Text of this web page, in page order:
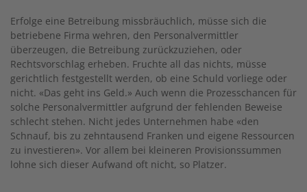
Erfolge eine Betreibung missbräuchlich, müsse sich die
betriebene Firma wehren, den Personalvermittler
überzeugen, die Betreibung zurückzuziehen, oder
Rechtsvorschlag erheben. Fruchte all das nichts, müsse
gerichtlich festgestellt werden, ob eine Schuld vorliege oder
nicht. «Das geht ins Geld.» Auch wenn die Prozesschancen für
solche Personalvermittler aufgrund der fehlenden Beweise
schlecht stehen. Nicht jedes Unternehmen habe «den
Schnauf, bis zu zehntausend Franken und eigene Ressourcen
zu investieren». Vor allem bei kleineren Provisionssummen
lohne sich dieser Aufwand oft nicht, so Platzer.